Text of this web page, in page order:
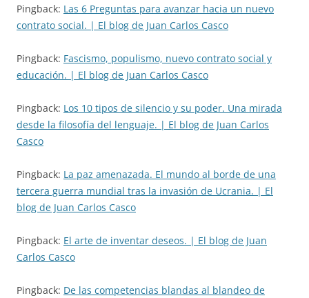
Pingback: Las 6 Preguntas para avanzar hacia un nuevo
contrato social. | El blog de Juan Carlos Casco
Pingback: Fascismo, populismo, nuevo contrato social y
educación. | El blog de Juan Carlos Casco
Pingback: Los 10 tipos de silencio y su poder. Una mirada
desde la filosofía del lenguaje. | El blog de Juan Carlos
Casco
Pingback: La paz amenazada. El mundo al borde de una
tercera guerra mundial tras la invasión de Ucrania. | El
blog de Juan Carlos Casco
Pingback: El arte de inventar deseos. | El blog de Juan
Carlos Casco
Pingback: De las competencias blandas al blandeo de